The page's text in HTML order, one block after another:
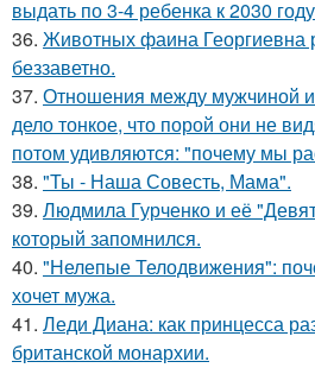
выдать по 3-4 ребенка к 2030
36. Животных фаина Георгиевна
беззаветно.
37. Отношения между мужчиной
дело тонкое, что порой они не
потом удивляются: "почему мы
38. "Ты - Наша Совесть, Мама".
39. Людмила Гурченко и её
который запомнился.
40. "Нелепые Телодвижения":
хочет мужа.
41. Леди Диана: как принцесса
британской монархии.